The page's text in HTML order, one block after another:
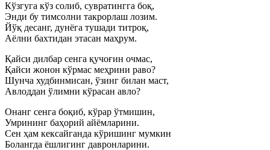
Кўзгуга кўз солиб, сувратингга боқ,
Энди бу тимсолни такрорлаш лозим.
Йўқ десанг, дунёга тушади титроқ,
Аёлни бахтидан этасан маҳрум.
Қайси дилбар сенга қучоғин очмас,
Қайси жонон кўрмас меҳрини раво?
Шунча худбинмисан, ўзинг билан маст,
Авлоддан ўлимни кўрасан авло?
Онанг сенга боқиб, кўрар ўтмишин,
Умрининг баҳорий айёмларини.
Сен ҳам кексайганда кўришинг мумкин
Болангда ёшлигинг давронларини.